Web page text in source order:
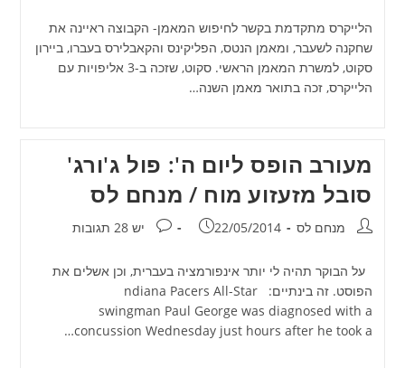
הלייקרס מתקדמת בקשר לחיפוש המאמן- הקבוצה ראיינה את
שחקנה לשעבר, ומאמן הנטס, הפליקינס והקאבלירס בעברו, ביירון
סקוט, למשרת המאמן הראשי. סקוט, שזכה ב-3 אליפויות עם
הלייקרס, זכה בתואר מאמן השנה…
מעורב הופס ליום ה': פול ג'ורג'
סובל מזעזוע מוח / מנחם לס
מחבר:מנחם לס פורסם:
22/05/2014 תגובות:
יש 28 תגובות
על הבוקר תהיה לי יותר אינפורמציה בעברית, וכן אשלים את
הפוסט. זה בינתיים: ndiana Pacers All-Star
swingman Paul George was diagnosed with a
concussion Wednesday just hours after he took a…